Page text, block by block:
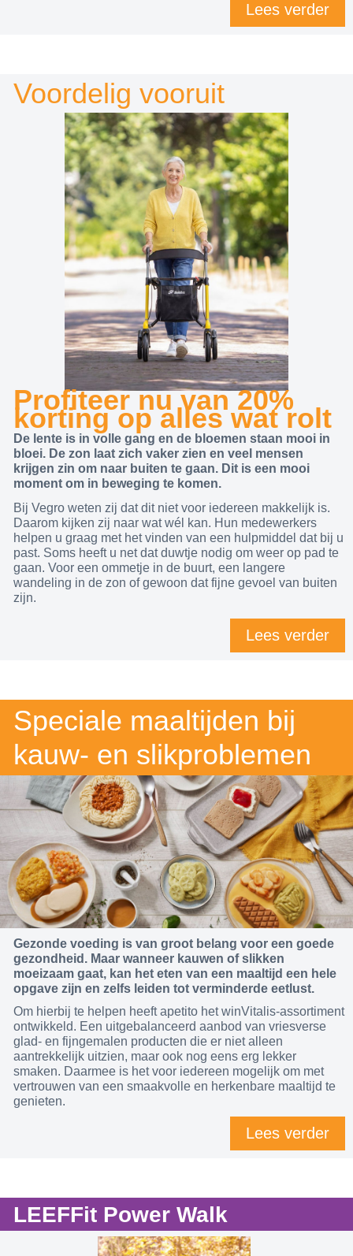
Lees verder
Voordelig vooruit
Profiteer nu van 20%
korting op alles wat rolt
De lente is in volle gang en de bloemen staan mooi in
bloei. De zon laat zich vaker zien en veel mensen
krijgen zin om naar buiten te gaan. Dit is een mooi
moment om in beweging te komen.
Bij Vegro weten zij dat dit niet voor iedereen makkelijk is.
Daarom kijken zij naar wat wél kan. Hun medewerkers
helpen u graag met het vinden van een hulpmiddel dat bij u
past. Soms heeft u net dat duwtje nodig om weer op pad te
gaan. Voor een ommetje in de buurt, een langere
wandeling in de zon of gewoon dat fijne gevoel van buiten
zijn.
Lees verder
Speciale maaltijden bij
kauw- en slikproblemen
Gezonde voeding is van groot belang voor een goede
gezondheid. Maar wanneer kauwen of slikken
moeizaam gaat, kan het eten van een maaltijd een hele
opgave zijn en zelfs leiden tot verminderde eetlust.
Om hierbij te helpen heeft apetito het winVitalis-assortiment
ontwikkeld. Een uitgebalanceerd aanbod van vriesverse
glad- en fijngemalen producten die er niet alleen
aantrekkelijk uitzien, maar ook nog eens erg lekker
smaken. Daarmee is het voor iedereen mogelijk om met
vertrouwen van een smaakvolle en herkenbare maaltijd te
genieten.
Lees verder
LEEFFit Power Walk